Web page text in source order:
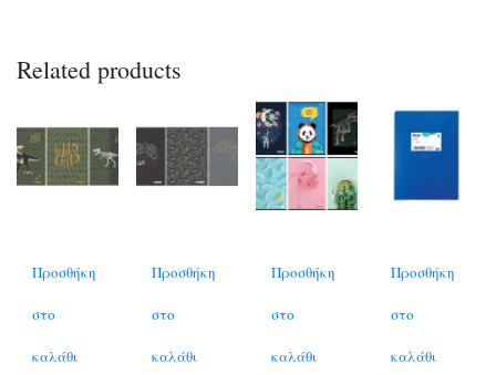
Related products
Προσθήκη
στο
καλάθι
Προσθήκη
στο
καλάθι
Προσθήκη
στο
καλάθι
Προσθήκη
στο
καλάθι